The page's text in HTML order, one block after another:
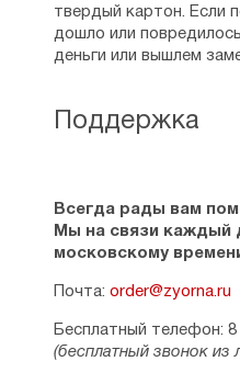
Поддержка
Всегда рады вам
Мы на связи каждый
московскому
Почта: order@zyorna.ru
Бесплатный телефон: 8
(бесплатный звонок из
твердый картон. Если
дошло или
деньги или вышлем